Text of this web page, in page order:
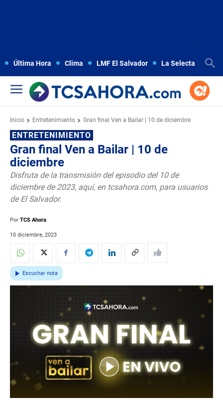
Última Hora Clima LMF El Salvador La Selecta
Inicio Entretenimiento Gran final Ven a Bailar | 10 de diciembre
ENTRETENIMIENTO
Gran final Ven a Bailar | 10 de
diciembre
Disfruta de la transmisión del episodio del 10 de
diciembre de 2023, aquí, en tcsahora.com, para usuarios
de El Salvador.
Por TCS Ahora
10 diciembre, 2023
Escuchar nota